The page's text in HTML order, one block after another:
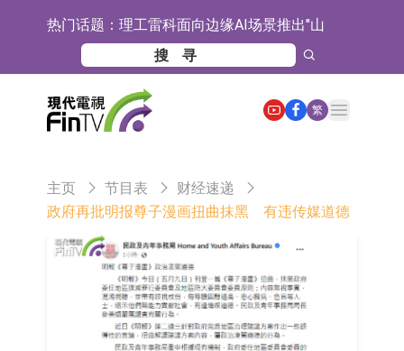
热门话题： 理工雷科面向边缘AI场景推出"山
海"系列智算模组 系列产品基于国产
CPU与GPU构建
【异动股】医疗研发外包板块拉升，
博腾股份(300363.CN)涨20.02%
日韩股市收盘双双下跌
依米康：海外交付以东南亚、中东市
活配置混合型发起式证券投资基金临
时停牌
上交所：景顺长城全球半导体芯片产
业股票型证券投资基金临时停牌
【异动股】港股跌幅榜前十，卡森国
际(00496.HK)跌22.40%，九福来
(08611.HK)跌21.01%
【异动股】港股涨幅榜前十，拿森科
技(02261.HK)涨+75.05%，辰兴发展
神火股份：新疆神火铝水转化率已
繁
Open main menu
主页 节目表
财经速递
政府再批明报尊子漫画扭曲抹黑 有违传媒道德